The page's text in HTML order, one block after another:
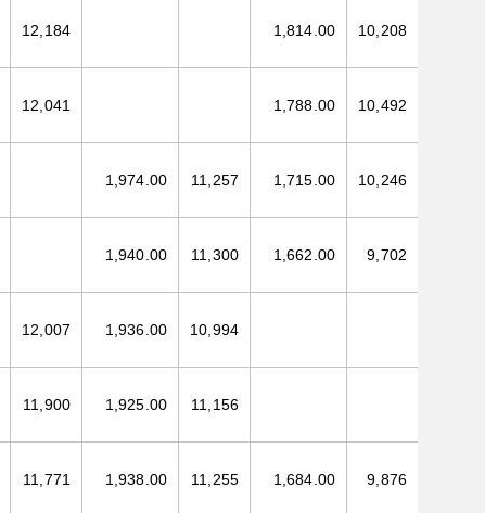
12,184 1,814.00 10,208
12,041 1,788.00 10,492
1,974.00 11,257 1,715.00 10,246
1,940.00 11,300 1,662.00 9,702
12,007 1,936.00 10,994
11,900 1,925.00 11,156
11,771 1,938.00 11,255 1,684.00 9,876